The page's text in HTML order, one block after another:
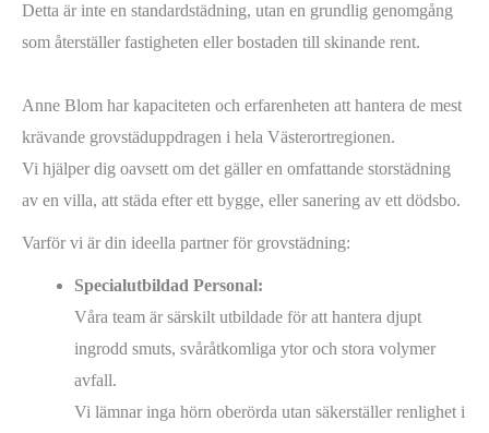
Detta är inte en standardstädning, utan en grundlig genomgång
som återställer fastigheten eller bostaden till skinande rent.
Anne Blom har kapaciteten och erfarenheten att hantera de mest
krävande grovstäduppdragen i hela Västerortregionen.
Vi hjälper dig oavsett om det gäller en omfattande storstädning
av en villa, att städa efter ett bygge, eller sanering av ett dödsbo.
Varför vi är din ideella partner för grovstädning:
Specialutbildad Personal:
Våra team är särskilt utbildade för att hantera djupt
ingrodd smuts, svåråtkomliga ytor och stora volymer
avfall.
Vi lämnar inga hörn oberörda utan säkerställer renlighet i